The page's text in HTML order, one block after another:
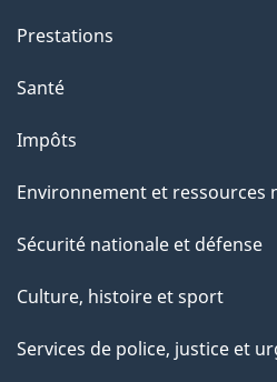
s
u
c
e
t
e
a
Prestations
Santé
Impôts
Environnement et ressources
Sécurité nationale et défense
Culture, histoire et sport
Services de police, justice et